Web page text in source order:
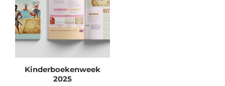
Kinderboekenweek
2025